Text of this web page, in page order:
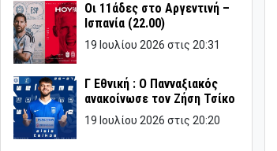
Οι 11άδες στο Αργεντινή –
Ισπανία (22.00)
19 Ιουλίου 2026 στις 20:31
Γ Εθνική : Ο Πανναξιακός
ανακοίνωσε τον Ζήση Τσίκο
19 Ιουλίου 2026 στις 20:20